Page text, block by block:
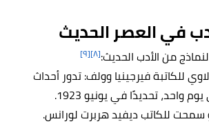
في العصر الحديث
من الأدب الحديث:[٨] [٩]
للكاتبة فيرجينيا وولف: تدور أحداث
واحد، تحديدًا في يونيو 1923.
سمحت للكاتب ديفيد هربرت لورانس.